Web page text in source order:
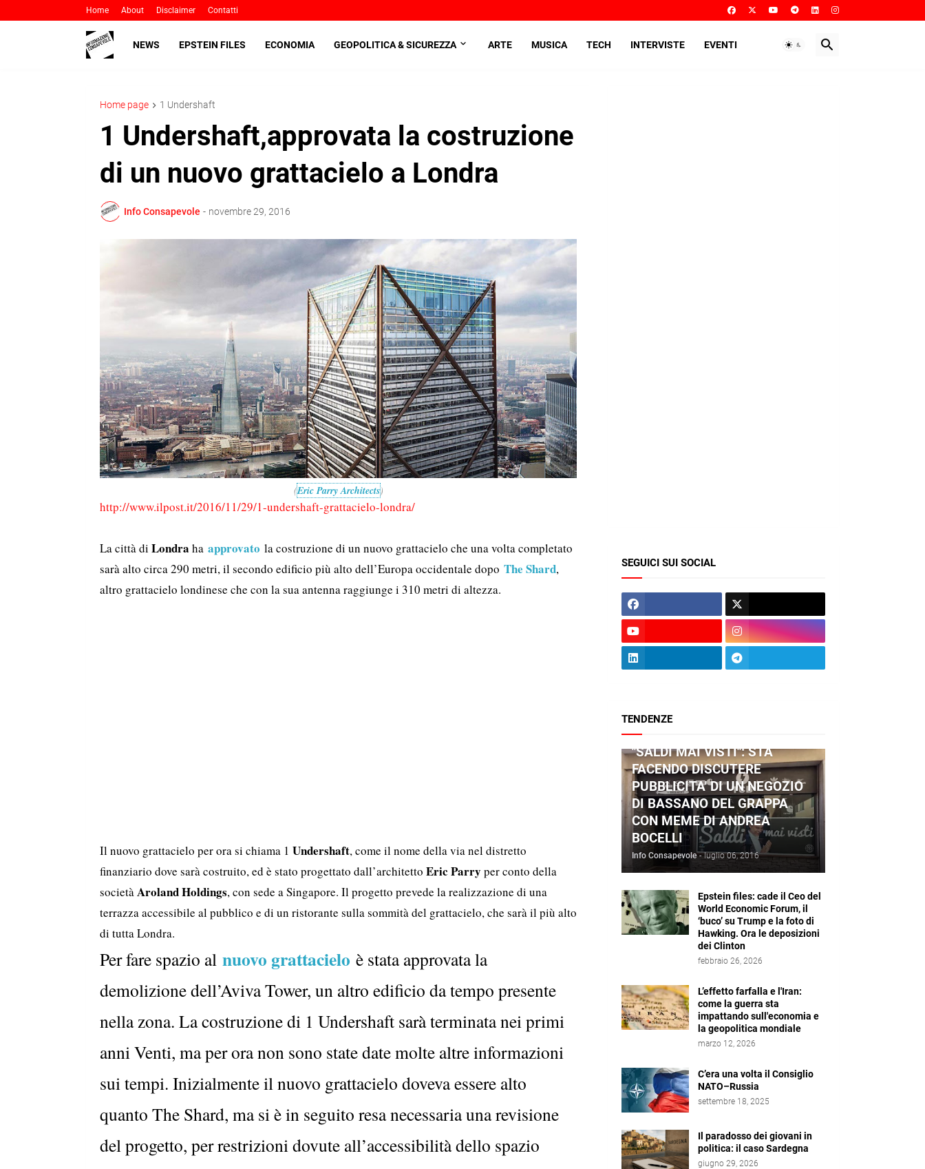
Home About Disclaimer Contatti
NEWS EPSTEIN FILES ECONOMIA GEOPOLITICA & SICUREZZA ARTE MUSICA TECH INTERVISTE EVENTI
Home page 1 Undershaft
1 Undershaft,approvata la costruzione
di un nuovo grattacielo a Londra
Info Consapevole - novembre 29, 2016
(Eric Parry Architects)
http://www.ilpost.it/2016/11/29/1-undershaft-grattacielo-londra/
La città di Londra ha approvato la costruzione di un nuovo grattacielo che una volta completato
sarà alto circa 290 metri, il secondo edificio più alto dell’Europa occidentale dopo The Shard,
altro grattacielo londinese che con la sua antenna raggiunge i 310 metri di altezza.
Il nuovo grattacielo per ora si chiama 1 Undershaft, come il nome della via nel distretto
finanziario dove sarà costruito, ed è stato progettato dall’architetto Eric Parry per conto della
societàAroland Holdings, con sede a Singapore. Il progetto prevede la realizzazione di una
terrazza accessibile al pubblico e di un ristorante sulla sommità del grattacielo, che sarà il più alto
di tutta Londra.
Per fare spazio al nuovo grattacielo è stata approvata la
demolizione dell’Aviva Tower, un altro edificio da tempo presente
nella zona. La costruzione di 1 Undershaft sarà terminata nei primi
anni Venti, ma per ora non sono state date molte altre informazioni
sui tempi. Inizialmente il nuovo grattacielo doveva essere alto
quanto The Shard, ma si è in seguito resa necessaria una revisione
del progetto, per restrizioni dovute all’accessibilità dello spazio
SEGUICI SUI SOCIAL
TENDENZE
"SALDI MAI VISTI": STA
FACENDO DISCUTERE
PUBBLICITA' DI UN NEGOZIO
DI BASSANO DEL GRAPPA
CON MEME DI ANDREA
BOCELLI
Info Consapevole - luglio 06, 2016
Epstein files: cade il Ceo del
World Economic Forum, il
‘buco’ su Trump e la foto di
Hawking. Ora le deposizioni
dei Clinton
febbraio 26, 2026
L’effetto farfalla e l'Iran:
come la guerra sta
impattando sull'economia e
la geopolitica mondiale
marzo 12, 2026
C’era una volta il Consiglio
NATO–Russia
settembre 18, 2025
Il paradosso dei giovani in
politica: il caso Sardegna
giugno 29, 2026